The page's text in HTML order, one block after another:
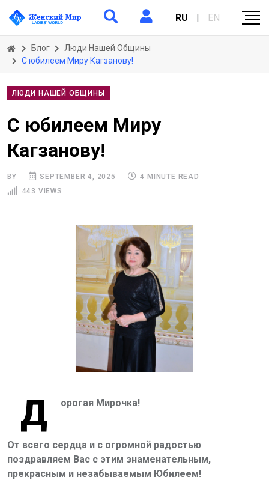
RU | EN
Блог
Люди Нашей Общины
С юбилеем Миру Кагзанову!
ЛЮДИ НАШЕЙ ОБЩИНЫ
С юбилеем Миру
Кагзанову!
BY SEPTEMBER 4, 2025
4 MINUTE READ
443 VIEWS
Д орогая Мирочка!
От всего сердца и с огромной радостью
поздравляем Вас с этим знаменательным,
прекрасным и незабываемым Юбилеем!